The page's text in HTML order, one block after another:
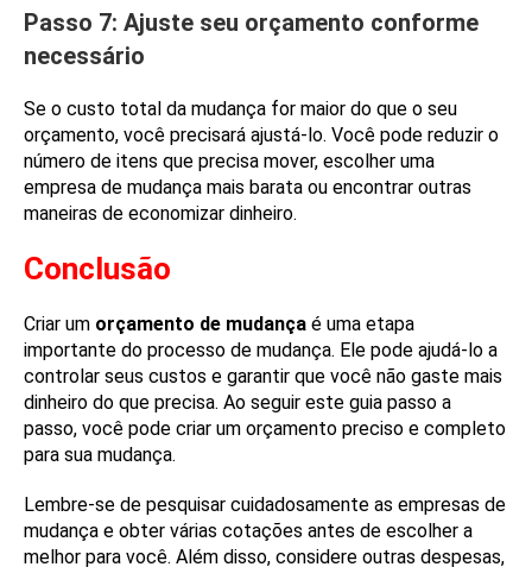
Passo 7: Ajuste seu orçamento conforme
necessário
Se o custo total da mudança for maior do que o seu
orçamento, você precisará ajustá-lo. Você pode reduzir o
número de itens que precisa mover, escolher uma
empresa de mudança mais barata ou encontrar outras
maneiras de economizar dinheiro.
Conclusão
Criar um orçamento de mudança é uma etapa
importante do processo de mudança. Ele pode ajudá-lo a
controlar seus custos e garantir que você não gaste mais
dinheiro do que precisa. Ao seguir este guia passo a
passo, você pode criar um orçamento preciso e completo
para sua mudança.
Lembre-se de pesquisar cuidadosamente as empresas de
mudança e obter várias cotações antes de escolher a
melhor para você. Além disso, considere outras despesas,